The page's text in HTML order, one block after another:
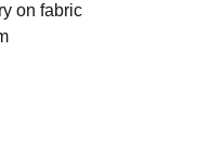
on fabric